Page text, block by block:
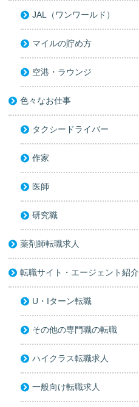
JAL（ワンワールド）
マイルの貯め方
空港・ラウンジ
色々なお仕事
タクシードライバー
作家
医師
研究職
薬剤師転職求人
転職サイト・エージェント紹介
U・Iターン転職
その他の専門職の転職
ハイクラス転職求人
一般向け転職求人